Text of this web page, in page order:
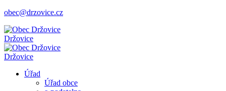
obec@drzovice.cz
Držovice
Držovice
Úřad
Úřad obce